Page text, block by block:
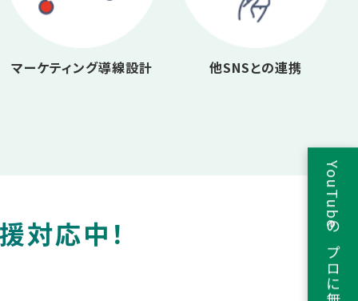
マーケティング導線設計 他SNSとの連携
対応中！ YouTubeのプロに無料相談